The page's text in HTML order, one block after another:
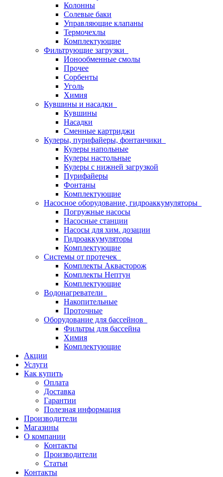
Колонны
Солевые баки
Управляющие клапаны
Термочехлы
Комплектующие
Фильтрующие загрузки
Ионообменные смолы
Прочее
Сорбенты
Уголь
Химия
Кувшины и насадки
Кувшины
Насадки
Сменные картриджи
Кулеры, пурифайеры, фонтанчики
Кулеры напольные
Кулеры настольные
Кулеры с нижней загрузкой
Пурифайеры
Фонтаны
Комплектующие
Насосное оборудование, гидроаккумуляторы
Погружные насосы
Насосные станции
Насосы для хим. дозации
Гидроаккумуляторы
Комплектующие
Системы от протечек
Комплекты Аквасторож
Комплекты Нептун
Комплектующие
Водонагреватели
Накопительные
Проточные
Оборудование для бассейнов
Фильтры для бассейна
Химия
Комплектующие
Акции
Услуги
Как купить
Оплата
Доставка
Гарантии
Полезная информация
Производители
Магазины
О компании
Контакты
Производители
Статьи
Контакты